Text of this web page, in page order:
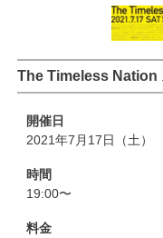
The Timeless Nation
開催日
2021年7月17日（土）
時間
19:00〜
料金